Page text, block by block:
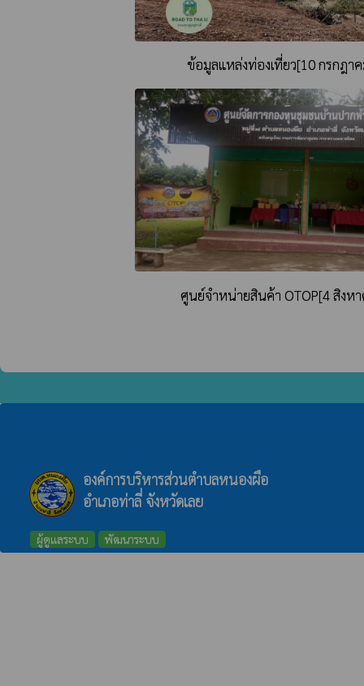
ข้อมูลแหล่งท่องเที่ยว[10 กรกฎา
ศูนย์จำหน่ายสินค้า OTOP[4 สิงห
องค์การบริหารส่วนตำบลหนองผือ
อำเภอท่าลี่ จังหวัดเลย
ผู้ดูแลระบบ พัฒนาระบบ